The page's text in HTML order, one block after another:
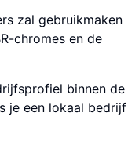
zal gebruikmaken
chromes en de
binnen de
je een lokaal bedrijf